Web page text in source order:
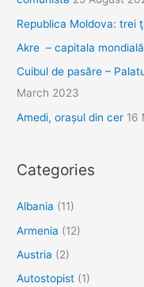
Republica Moldova: trei
Akre – capitala
Cuibul de pasăre –
March 2023
Amedi, orașul din cer 16
Categories
Albania (11)
Armenia (12)
Austria (2)
Autostopist (1)